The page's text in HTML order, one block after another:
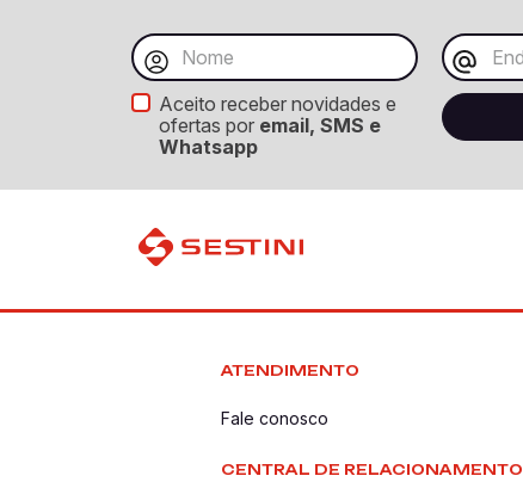
Aceito receber novidades e
ofertas por email, SMS e
Whatsapp
ATENDIMENTO
Fale conosco
CENTRAL DE RELACIONAMENTO